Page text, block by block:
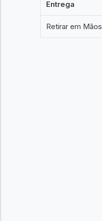
Entrega
Retirar em Mãos